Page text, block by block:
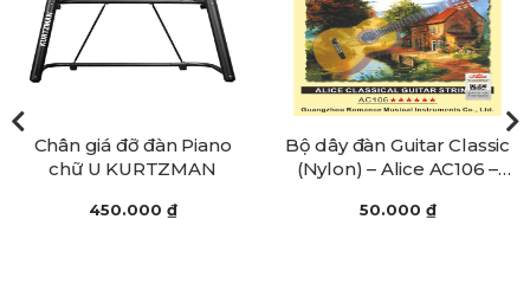
Chân giá đỡ đàn Piano
chữ U KURTZMAN
450.000 ₫
Bộ dây đàn Guitar Classic
(Nylon) – Alice AC106 –
Silver Plated Copper
50.000 ₫